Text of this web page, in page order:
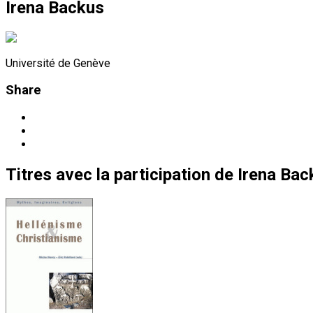
Irena Backus
Université de Genève
Share
Titres avec la participation de Irena